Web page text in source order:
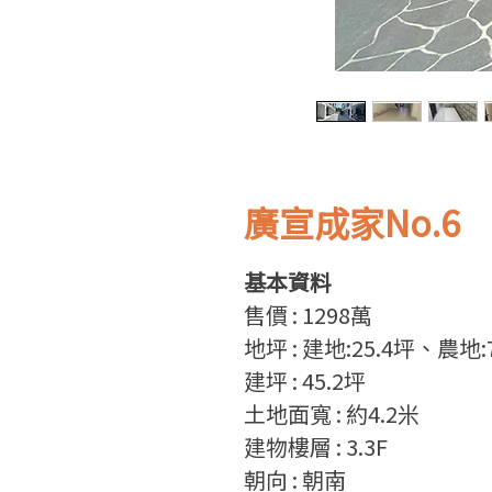
廣宣成家No.6
基本資料
售價 : 1298萬
地坪 : 建地:25.4坪、農地
建坪 : 45.2坪
土地面寬 : 約4.2米
建物樓層 : 3.3F
朝向 : 朝南